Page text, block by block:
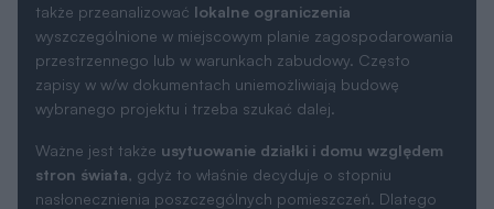
także przeanalizować lokalne ograniczenia
wyszczególnione w miejscowym planie zagospodarowania
przestrzennego lub w warunkach zabudowy. Często
zapisy w w/w dokumentach uniemożliwiają budowę
wybranego projektu i trzeba szukać dalej.
Ważne jest także usytuowanie działki i domu względem
stron świata, gdyż to właśnie decyduje o stopniu
nasłonecznienia poszczególnych pomieszczeń. Dlatego